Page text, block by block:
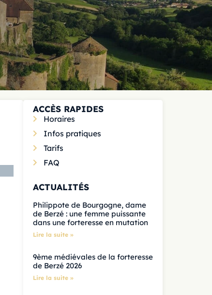
ACCÈS RAPIDES
Horaires
Infos pratiques
Tarifs
FAQ
ACTUALITÉS
Philippote de Bourgogne, dame
de Berzé : une femme puissante
dans une forteresse en mutation
Lire la suite »
9ème médiévales de la forteresse
de Berzé 2026
Lire la suite »